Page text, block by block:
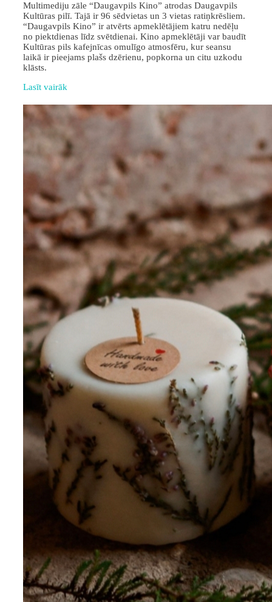
Multimediju zāle “Daugavpils Kino” atrodas Daugavpils
Kultūras pilī. Tajā ir 96 sēdvietas un 3 vietas ratiņkrēsliem.
“Daugavpils Kino” ir atvērts apmeklētājiem katru nedēļu
no piektdienas līdz svētdienai. Kino apmeklētāji var baudīt
Kultūras pils kafejnīcas omulīgo atmosfēru, kur seansu
laikā ir pieejams plašs dzērienu, popkorna un citu uzkodu
klāsts.
Lasīt vairāk